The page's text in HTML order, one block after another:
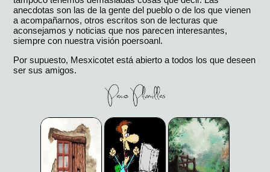
anecdotas son las de la gente del pueblo o de los que vienen
a acompañarnos, otros escritos son de lecturas que
aconsejamos y noticias que nos parecen interesantes,
siempre con nuestra visión poersoanl.
Por supuesto, Mesxicotet está abierto a todos los que deseen
ser sus amigos.